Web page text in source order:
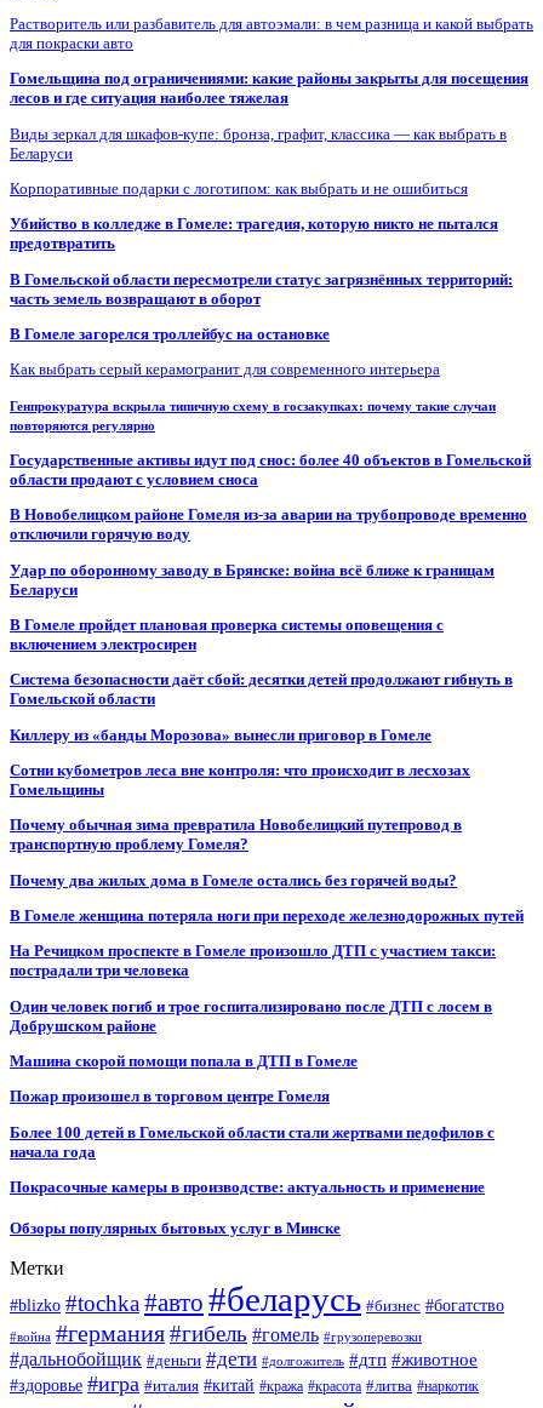
Растворитель или разбавитель для автоэмали: в чем разница и какой выбрать
для покраски авто
Гомельщина под ограничениями: какие районы закрыты для посещения
лесов и где ситуация наиболее тяжелая
Виды зеркал для шкафов-купе: бронза, графит, классика — как выбрать в
Беларуси
Корпоративные подарки с логотипом: как выбрать и не ошибиться
Убийство в колледже в Гомеле: трагедия, которую никто не пытался
предотвратить
В Гомельской области пересмотрели статус загрязнённых территорий:
часть земель возвращают в оборот
В Гомеле загорелся троллейбус на остановке
Как выбрать серый керамогранит для современного интерьера
Генпрокуратура вскрыла типичную схему в госзакупках: почему такие случаи
повторяются регулярно
Государственные активы идут под снос: более 40 объектов в Гомельской
области продают с условием сноса
В Новобелицком районе Гомеля из-за аварии на трубопроводе временно
отключили горячую воду
Удар по оборонному заводу в Брянске: война всё ближе к границам
Беларуси
В Гомеле пройдет плановая проверка системы оповещения с
включением электросирен
Система безопасности даёт сбой: десятки детей продолжают гибнуть в
Гомельской области
Киллеру из «банды Морозова» вынесли приговор в Гомеле
Сотни кубометров леса вне контроля: что происходит в лесхозах
Гомельщины
Почему обычная зима превратила Новобелицкий путепровод в
транспортную проблему Гомеля?
Почему два жилых дома в Гомеле остались без горячей воды?
В Гомеле женщина потеряла ноги при переходе железнодорожных путей
На Речицком проспекте в Гомеле произошло ДТП с участием такси:
пострадали три человека
Один человек погиб и трое госпитализировано после ДТП с лосем в
Добрушском районе
Машина скорой помощи попала в ДТП в Гомеле
Пожар произошел в торговом центре Гомеля
Более 100 детей в Гомельской области стали жертвами педофилов с
начала года
Покрасочные камеры в производстве: актуальность и применение
Обзоры популярных бытовых услуг в Минске
Метки
#blizko #tochka#авто #беларусь #бизнес #богатство
#война #германия#гибель #гомель #грузоперевозки
#дальнобойщик #деньги #дети #долгожитель #дтп #животное
#здоровье #игра #италия #китай #кража #красота #литва #наркотик